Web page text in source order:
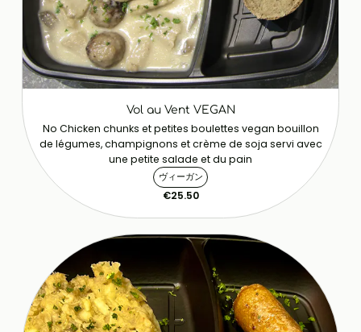
Vol au Vent VEGAN
No Chicken chunks et petites boulettes vegan bouillon
de légumes, champignons et crème de soja servi avec
une petite salade et du pain
ヴィーガン
€25.50